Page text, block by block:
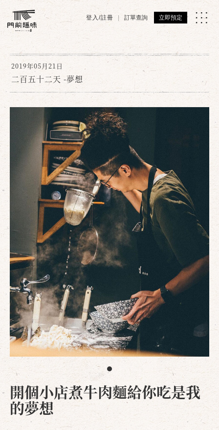
登入/註冊 訂單查詢 立即預定
2019年05月21日
二百五十二天 -夢想
開個小店煮牛肉麵給你吃是我
的夢想